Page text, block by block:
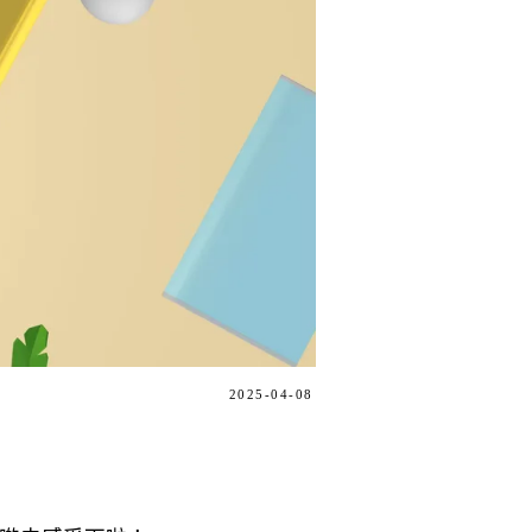
2025-04-08